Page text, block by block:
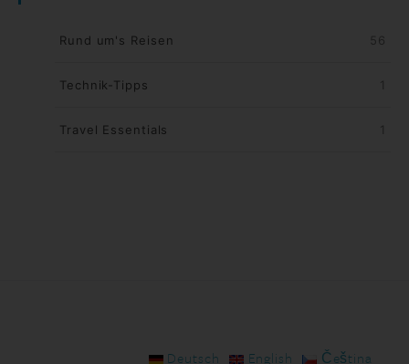
Rund um's Reisen 56
Technik-Tipps 1
Travel Essentials 1
Deutsch English
Čeština